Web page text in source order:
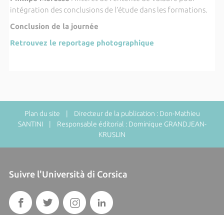
intégration des conclusions de l’étude dans les formations.
Conclusion de la journée
Retrouvez le reportage photographique
Plan du site | Directeur de la publication : Don-Mathieu
SANTINI | Responsable éditorial : Dominique GRANDJEAN-
KRUSLIN
Suivre l'Università di Corsica